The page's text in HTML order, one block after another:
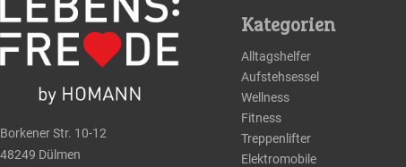
Borkener Str. 10-12
48249 Dülmen
Kategorien
Alltagshelfer
Aufstehsessel
Wellness
Fitness
Treppenlifter
Elektromobile